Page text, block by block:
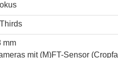
mm
mit (M)FT-Sensor